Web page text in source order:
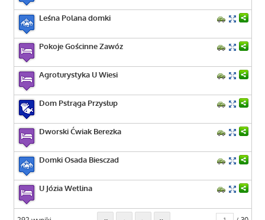
Leśna Polana domki
Pokoje Gościnne Zawóz
Agroturystyka U Wiesi
Dom Pstrąga Przysłup
Dworski Ćwiak Berezka
Domki Osada Biesczad
U Józia Wetlina